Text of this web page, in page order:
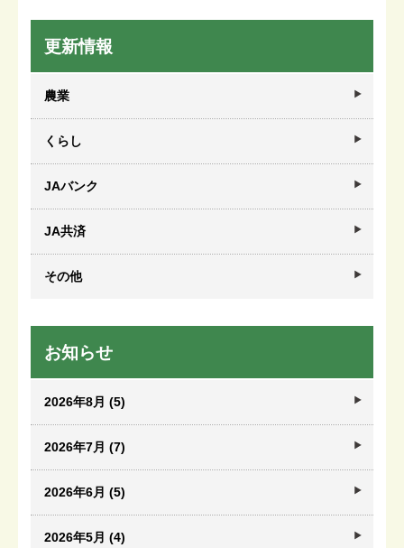
更新情報
農業
くらし
JAバンク
JA共済
その他
お知らせ
2026年8月 (5)
2026年7月 (7)
2026年6月 (5)
2026年5月 (4)